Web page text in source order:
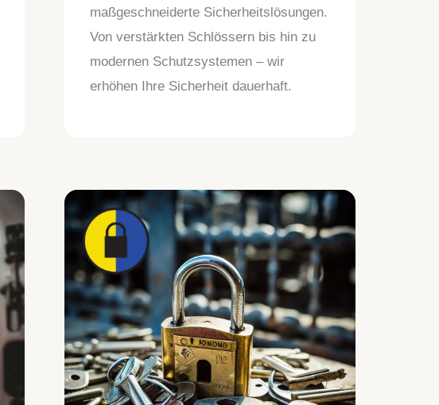
maßgeschneiderte Sicherheitslösungen.
Von verstärkten Schlössern bis hin zu
modernen Schutzsystemen – wir
erhöhen Ihre Sicherheit dauerhaft.